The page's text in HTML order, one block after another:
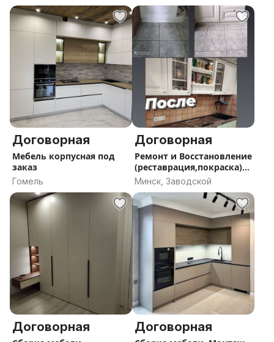
Договорная
Мебель корпусная под
заказ
Гомель
Договорная
Ремонт и Восстановление
(реставрация,покраска)
кух
Минск, Заводской
Договорная Договорная